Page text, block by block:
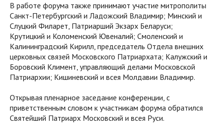
В работе форума также принимают участие митрополиты
Санкт-Петербургский и Ладожский Владимир; Минский и
Слуцкий Филарет, Патриарший Экзарх Беларуси;
Крутицкий и Коломенский Ювеналий; Смоленский и
Калининградский Кирилл, председатель Отдела внешних
церковных связей Московского Патриархата; Калужский и
Боровский Климент, управляющий делами Московской
Патриархии; Кишиневский и всея Молдавии Владимир.
Открывая пленарное заседание конференции, с
приветственным словом к участникам форума обратился
Святейший Патриарх Московский и всея Руси.